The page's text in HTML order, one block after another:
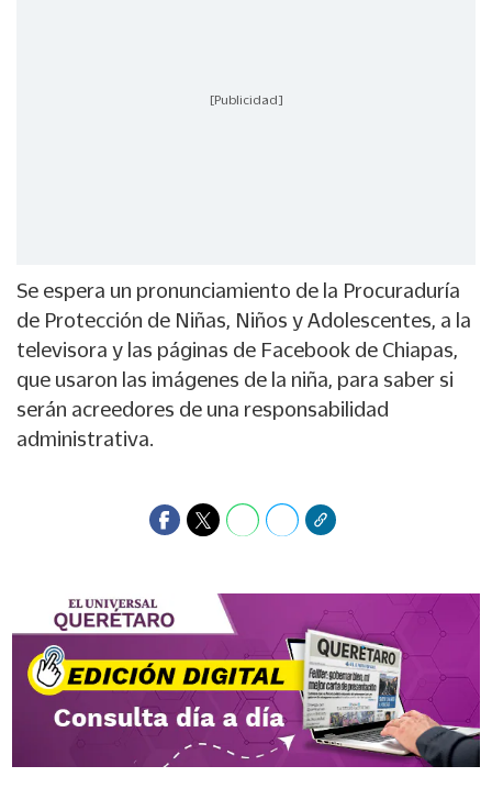
[Publicidad]
Se espera un pronunciamiento de la Procuraduría
de Protección de Niñas, Niños y Adolescentes, a la
televisora y las páginas de Facebook de Chiapas,
que usaron las imágenes de la niña, para saber si
serán acreedores de una responsabilidad
administrativa.